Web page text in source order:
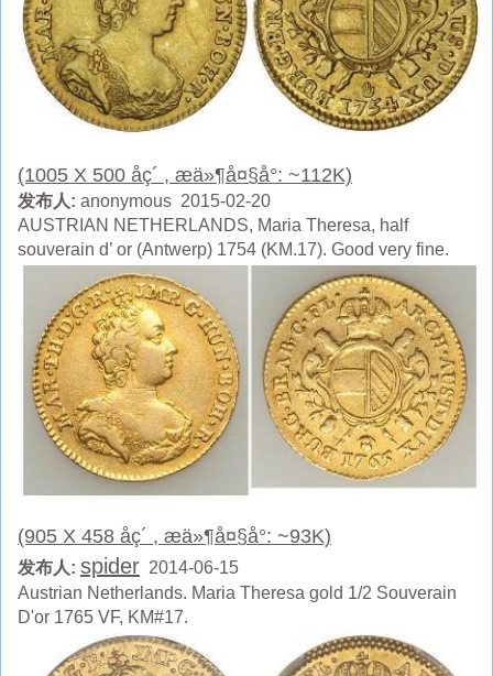
(1005 X 500 åç´ , æä»¶å¤§å°: ~112K)
发布人: anonymous 2015-02-20
AUSTRIAN NETHERLANDS, Maria Theresa, half
souverain d’ or (Antwerp) 1754 (KM.17). Good very fine.
(905 X 458 åç´ , æä»¶å¤§å°: ~93K)
发布人: spider 2014-06-15
Austrian Netherlands. Maria Theresa gold 1/2 Souverain
D'or 1765 VF, KM#17.